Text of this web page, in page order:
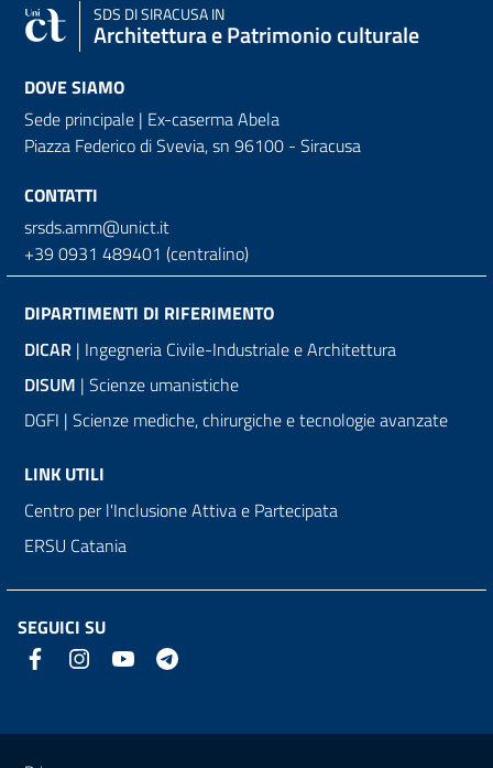
SDS DI SIRACUSA IN
Architettura e Patrimonio culturale
DOVE SIAMO
Sede principale | Ex-caserma Abela
Piazza Federico di Svevia, sn 96100 - Siracusa
CONTATTI
srsds.amm@unict.it
+39 0931 489401 (centralino)
DIPARTIMENTI DI RIFERIMENTO
DICAR | Ingegneria Civile-Industriale e Architettura
DISUM | Scienze umanistiche
DGFI | Scienze mediche, chirurgiche e tecnologie avanzate
LINK UTILI
Centro per l'Inclusione Attiva e Partecipata
ERSU Catania
SEGUICI SU
Link e informazioni utili